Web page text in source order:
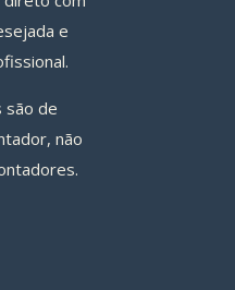
e
são de
não